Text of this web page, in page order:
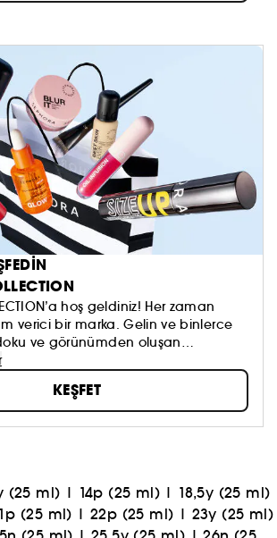
hoş geldiniz! Her zaman
verici bir marka. Gelin ve binlerce
ve görünümden oluşan
keşfedin. Dilediğinizi sürmeye, kendi
oluşturmaya ve hepsinden de
sevmeye çekinmeyin!
paylaş #sephoracollection
KEŞFET
(25 ml) | 14p (25 ml) | 18,5y (25 ml)
(25 ml) |22p (25 ml) | 23y (25 ml)